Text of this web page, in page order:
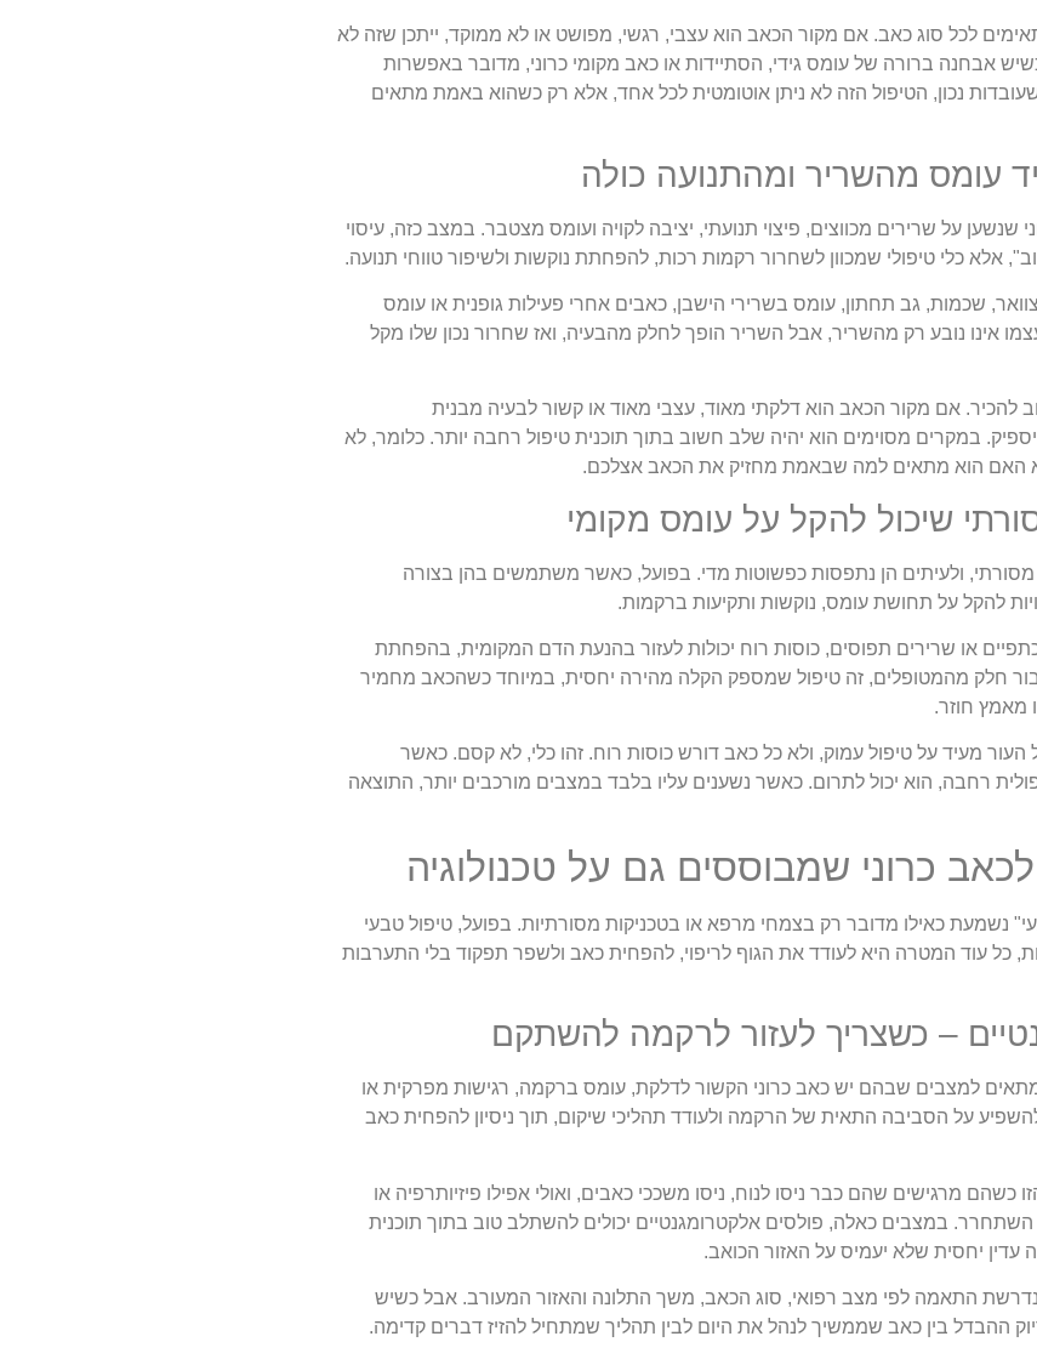
לכל סוג כאב. אם מקור הכאב הוא עצבי, רגשי, מפושט או לא ממוקד, ייתכן שזה לא
אבחנה ברורה של עומס גידי, הסתיידות או כאב מקומי כרוני, מדובר באפשרות
שעובדות נכון, הטיפול הזה לא ניתן אוטומטית לכל אחד, אלא רק כשהוא באמת מתאים
עומס מהשריר ומהתנועה כולה
על שרירים מכווצים, פיצוי תנועתי, יציבה לקויה ועומס מצטבר. במצב כזה, עיסוי
אלא כלי טיפולי שמכוון לשחרור רקמות רכות, להפחתת נוקשות ולשיפור טווחי תנועה.
שכמות, גב תחתון, עומס בשרירי הישבן, כאבים אחרי פעילות גופנית או עומס
אינו נובע רק מהשריר, אבל השריר הופך לחלק מהבעיה, ואז שחרור נכון שלו מקל
אם מקור הכאב הוא דלקתי מאוד, עצבי מאוד או קשור לבעיה מבנית
במקרים מסוימים הוא יהיה שלב חשוב בתוך תוכנית טיפול רחבה יותר. כלומר, לא
האם הוא מתאים למה שבאמת מחזיק את הכאב אצלכם.
שיכול להקל על עומס מקומי
מסורתי, ולעיתים הן נתפסות כפשוטות מדי. בפועל, כאשר משתמשים בהן בצורה
להקל על תחושת עומס, נוקשות ותקיעות ברקמות.
או שרירים תפוסים, כוסות רוח יכולות לעזור בהנעת הדם המקומית, בהפחתת
חלק מהמטופלים, זה טיפול שמספק הקלה מהירה יחסית, במיוחד כשהכאב מחמיר
מאמץ חוזר.
מעיד על טיפול עמוק, ולא כל כאב דורש כוסות רוח. זהו כלי, לא קסם. כאשר
רחבה, הוא יכול לתרום. כאשר נשענים עליו בלבד במצבים מורכבים יותר, התוצאה
כרוני שמבוססים גם על טכנולוגיה
נשמעת כאילו מדובר רק בצמחי מרפא או בטכניקות מסורתיות. בפועל, טיפול טבעי
כל עוד המטרה היא לעודד את הגוף לריפוי, להפחית כאב ולשפר תפקוד בלי התערבות
– כשצריך לעזור לרקמה להשתקם
מתאים למצבים שבהם יש כאב כרוני הקשור לדלקת, עומס ברקמה, רגישות מפרקית או
על הסביבה התאית של הרקמה ולעודד תהליכי שיקום, תוך ניסיון להפחית כאב
כשהם מרגישים שהם כבר ניסו לנוח, ניסו משככי כאבים, ואולי אפילו פיזיותרפיה או
במצבים כאלה, פולסים אלקטרומגנטיים יכולים להשתלב טוב בתוך תוכנית
עדין יחסית שלא יעמיס על האזור הכואב.
נדרשת התאמה לפי מצב רפואי, סוג הכאב, משך התלונה והאזור המעורב. אבל כשיש
ההבדל בין כאב שממשיך לנהל את היום לבין תהליך שמתחיל להזיז דברים קדימה.